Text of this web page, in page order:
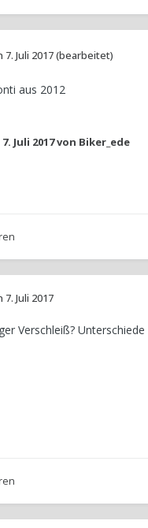
7. Juli 2017(bearbeitet)
aus 2012
7. Juli 2017von Biker_ede
7. Juli 2017
Verschleiß?